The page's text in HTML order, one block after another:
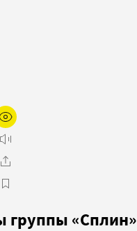
группы «Сплин»